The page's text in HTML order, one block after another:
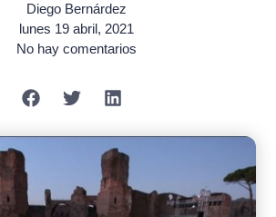
Diego Bernárdez
lunes 19 abril, 2021
No hay comentarios